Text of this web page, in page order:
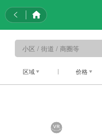
区域 价格